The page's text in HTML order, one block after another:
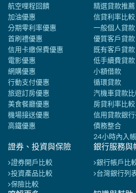
航空哩程回饋
加油優惠
分期零利率優惠
首刷禮優惠
信用卡繳保費優惠
電影優惠
網購優惠
行動支付優惠
旅遊訂房優惠
美食餐廳優惠
機場接送優惠
高鐵優惠
精選貸款推薦
信貸利率比較
一般個人貸款
優質客戶貸款
既有客戶貸款
低手續費貸款
小額借款
循環貸款
汽機車貸款
房貸利率比較
信用貸款銀
債務整合
24小時內入
證券、投資與保險
證券開戶比較
投資產品比較
保險比較
銀行服務與
銀行帳戶比
台灣銀行列